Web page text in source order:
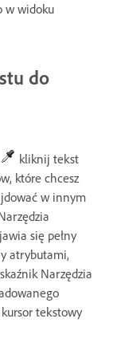
w widoku
do
kliknij tekst
które chcesz
w innym
się pełny
atrybutami,
Narzędzia
tekstowy